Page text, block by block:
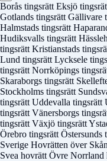
Borås tingsrätt Eksjö
Gotlands tingsrätt Gällivare
Halmstads tingsrätt
Hudiksvalls tingsrätt
tingsrätt Kristianstads
Lund tingsrätt Lycksele
tingsrätt Norrköpings
Skaraborgs tingsrätt
Stockholms tingsrätt
tingsrätt Uddevalla tingsrätt
tingsrätt Vänersborgs
tingsrätt Växjö tingsrätt
Örebro tingsrätt Östersunds
Sverige Hovrätten över
Svea hovrätt Övre Norrland